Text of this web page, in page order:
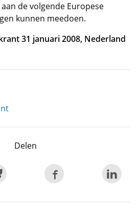
de volgende Europese
kunnen meedoen.
31 januari 2008, Nederland
Delen